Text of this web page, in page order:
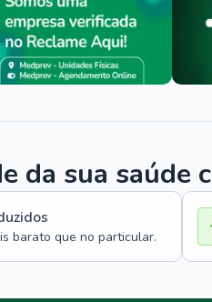
da sua saúde
barato que no particular.